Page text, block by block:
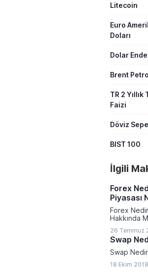
Litecoin
Euro
Doları
Dolar
Brent
TR 2 Yıllık
Faizi
Döviz
BIST 100
İlgili
Forex
Piyasası
Forex
Hakkında
26 Temmuz
Swap
Swap
18 Ekim